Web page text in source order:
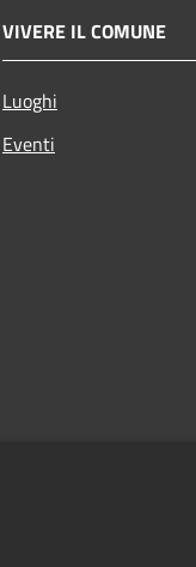
VIVERE IL COMUNE
Luoghi
Eventi